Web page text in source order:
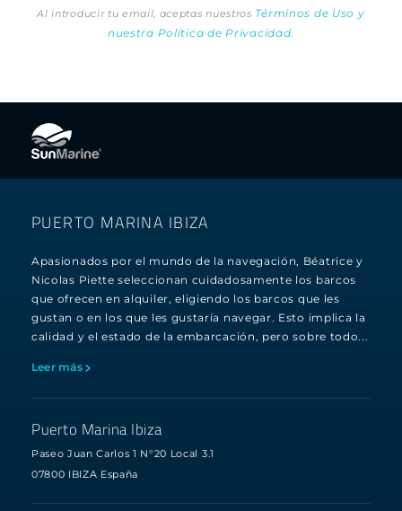
Al introducir tu email, aceptas nuestros Términos de Uso y
nuestra Política de Privacidad.
PUERTO MARINA IBIZA
Apasionados por el mundo de la navegación, Béatrice y
Nicolas Piette seleccionan cuidadosamente los barcos
que ofrecen en alquiler, eligiendo los barcos que les
gustan o en los que les gustaría navegar. Esto implica la
calidad y el estado de la embarcación, pero sobre todo...
Leer más
Puerto Marina Ibiza
Paseo Juan Carlos 1 N°20 Local 3.1
07800 IBIZA España